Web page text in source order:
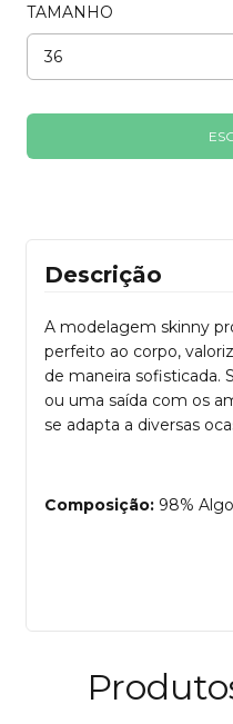
TAMANHO
Descrição
A modelagem skinny
perfeito ao corpo,
de maneira sofisticada.
ou uma saída com os
se adapta a diversas
Composição: 98%